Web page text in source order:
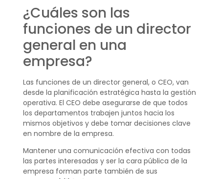
¿Cuáles son las
funciones de un director
general en una
empresa?
Las funciones de un director general, o CEO, van
desde la planificación estratégica hasta la gestión
operativa. El CEO debe asegurarse de que todos
los departamentos trabajen juntos hacia los
mismos objetivos y debe tomar decisiones clave
en nombre de la empresa.
Mantener una comunicación efectiva con todas
las partes interesadas y ser la cara pública de la
empresa forman parte también de sus